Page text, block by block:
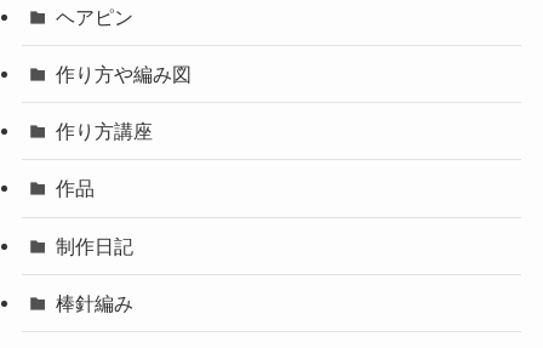
ヘアピン
作り方や編み図
作り方講座
作品
制作日記
棒針編み